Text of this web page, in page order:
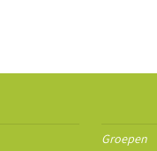
Groepen